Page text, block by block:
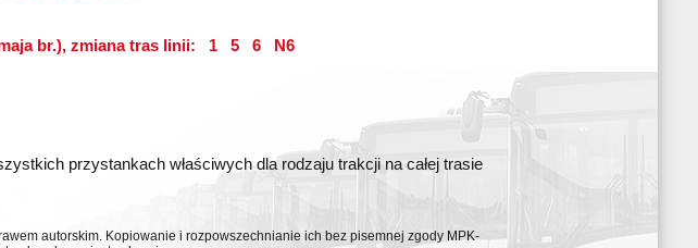
br.), zmiana tras linii:
1 5 6
N6
przystankach właściwych dla rodzaju trakcji na całej trasie
autorskim. Kopiowanie i rozpowszechnianie ich bez pisemnej zgody MPK-